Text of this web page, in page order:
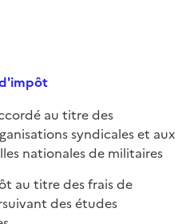
au titre des
syndicales et aux
nationales de militaires
au titre des frais de
des études